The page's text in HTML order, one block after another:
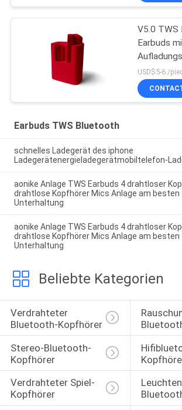
V5.0 TWS
Earbuds
TWS
Earbuds TWS Bluetooth
schnelles Ladegerät des iphone
Ladegerätenergieladegerätmobiltelefon-
aonike Anlage TWS Earbuds 4 drahtloser
drahtlose Kopfhörer Mics Anlage am besten
Unterhaltung
aonike Anlage TWS Earbuds 4 drahtloser
drahtlose Kopfhörer Mics Anlage am besten
Unterhaltung
Beliebte Kategorien
Verdrahteter
Bluetooth-Kopfhörer
Stereo-Bluetooth-
Kopfhörer
Verdrahteter Spiel-
Kopfhörer